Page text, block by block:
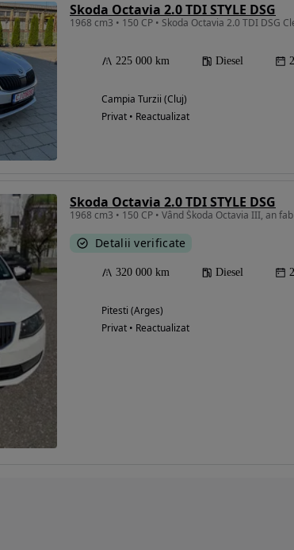
Skoda Octavia 2.0 TDI STYLE DSG
1968 cm3 • 150 CP • Skoda Octavia 2.0 TDI DSG
225 000 km Diesel
Campia Turzii (Cluj)
Privat • Reactualizat
Skoda Octavia 2.0 TDI STYLE DSG
Detalii verificate
320 000 km Diesel
Pitesti (Arges)
Privat • Reactualizat